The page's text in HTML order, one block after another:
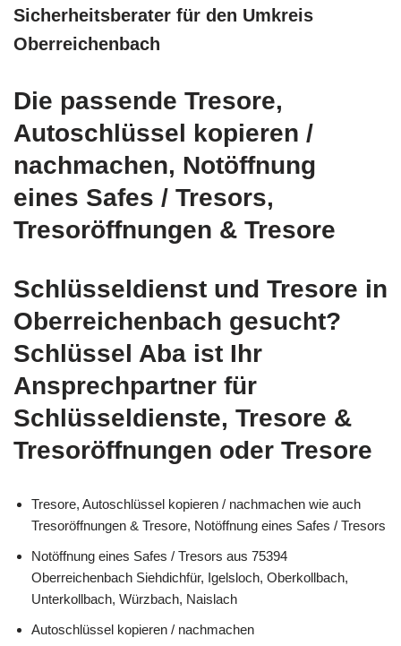
Sicherheitsberater für den Umkreis
Oberreichenbach
Die passende Tresore,
Autoschlüssel kopieren /
nachmachen, Notöffnung
eines Safes / Tresors,
Tresoröffnungen & Tresore
Schlüsseldienst und Tresore in
Oberreichenbach gesucht?
Schlüssel Aba ist Ihr
Ansprechpartner für
Schlüsseldienste, Tresore &
Tresoröffnungen oder Tresore
Tresore, Autoschlüssel kopieren / nachmachen wie auch
Tresoröffnungen & Tresore, Notöffnung eines Safes / Tresors
Notöffnung eines Safes / Tresors aus 75394
Oberreichenbach Siehdichfür, Igelsloch, Oberkollbach,
Unterkollbach, Würzbach, Naislach
Autoschlüssel kopieren / nachmachen